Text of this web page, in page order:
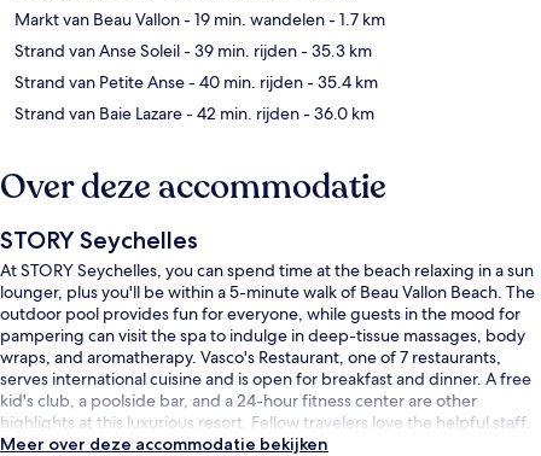
Markt van Beau Vallon- 19 min. wandelen- 1.7 km
Strand van Anse Soleil- 39 min. rijden- 35.3 km
Strand van Petite Anse- 40 min. rijden- 35.4 km
Strand van Baie Lazare- 42 min. rijden- 36.0 km
Over deze accommodatie
STORY Seychelles
At STORY Seychelles, you can spend time at the beach relaxing in a sun
lounger, plus you'll be within a 5-minute walk of Beau Vallon Beach. The
outdoor pool provides fun for everyone, while guests in the mood for
pampering can visit the spa to indulge in deep-tissue massages, body
wraps, and aromatherapy. Vasco's Restaurant, one of 7 restaurants,
serves international cuisine and is open for breakfast and dinner. A free
kid's club, a poolside bar, and a 24-hour fitness center are other
highlights at this luxurious resort. Fellow travelers love the helpful staff.
Meer over deze accommodatie bekijken